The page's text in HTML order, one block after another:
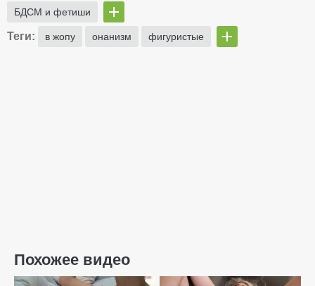
БДСМ и фетиши
Теги: в жопу онанизм фигуристые
Похожее видео